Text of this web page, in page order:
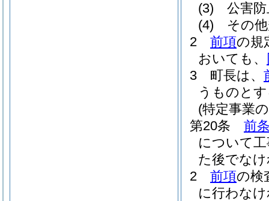
(3)
公害
(4)
その
2
前項の規
おいても、
3
町長は、
うものと
(特定事業
第20条
前
について
た後でな
2
前項の検
に行わな